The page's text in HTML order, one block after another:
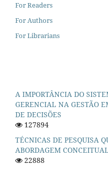
For Readers
For Authors
For Librarians
A IMPORTÂNCIA DO
GERENCIAL NA GESTÃO
DE DECISÕES
127894
TÉCNICAS DE PESQUISA
ABORDAGEM CONCEITUAL
22888